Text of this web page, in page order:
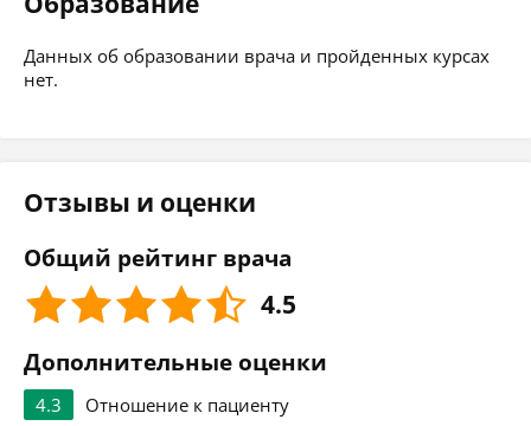
Данных об образовании врача и пройденных курсах
нет.
Отзывы и оценки
Общий рейтинг врача
4.5
Дополнительные оценки
4.3
Отношение к пациенту